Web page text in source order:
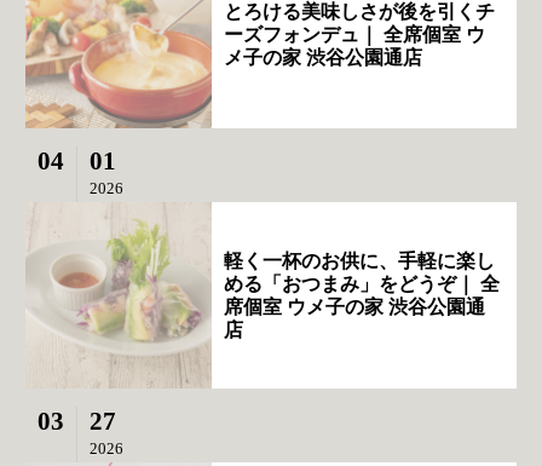
とろける美味しさが後を引くチ
ーズフォンデュ｜ 全席個室 ウ
メ子の家 渋谷公園通店
04 01
2026
軽く一杯のお供に、手軽に楽し
める「おつまみ」をどうぞ｜ 全
席個室 ウメ子の家 渋谷公園通
店
03 27
2026